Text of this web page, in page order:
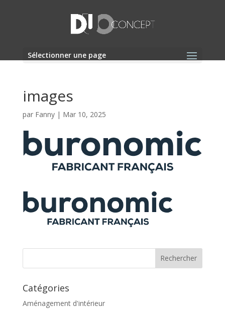
Sélectionner une page
images
par Fanny| Mar 10, 2025
Catégories
Aménagement d'intérieur